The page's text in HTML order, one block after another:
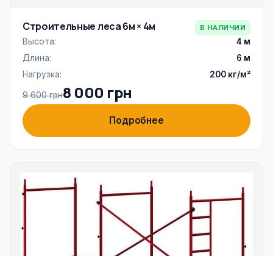
Строительные леса 6м × 4м В НАЛИЧИИ
Высота:
4 м
Длина:
6 м
Нагрузка:
200 кг/м²
9 600 грн8 000 грн
Подробнее